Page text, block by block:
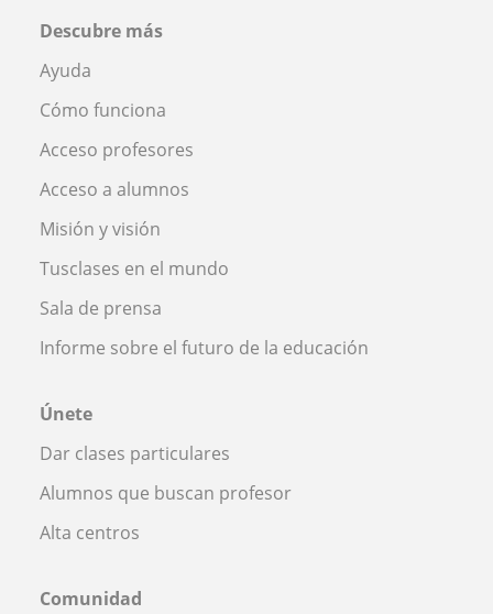
Descubre más
Ayuda
Cómo funciona
Acceso profesores
Acceso a alumnos
Misión y visión
Tusclases en el mundo
Sala de prensa
Informe sobre el futuro de la educación
Únete
Dar clases particulares
Alumnos que buscan profesor
Alta centros
Comunidad